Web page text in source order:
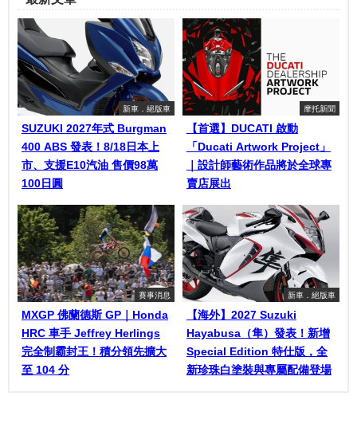
新車．絕版車
SUZUKI 2027年式 Burgman
400 ABS 發表！8/18日本上
市、支援E10汽油 售價98萬
100日圓
摩托新聞
【首選】DUCATI 啟動
「Ducati Artwork Project」
｜設計師藝術作品將於全球專
賣店展出
賽事消息
MXGP 佛蘭德斯 GP｜Honda
HRC 車手 Jeffrey Herlings
完全制霸封王！積分領先擴大
至 104 分
新車．絕版車
【海外】2027 Suzuki
Hayabusa（隼）發表！新增
Special Edition 特仕版，全
新珍珠白塗裝與專屬配備登場